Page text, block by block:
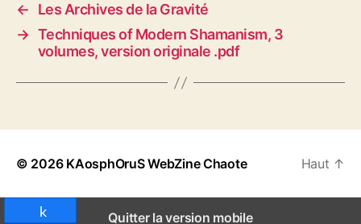
e
t
s
←
Les Archives de la Gravité
→ Techniques of Modern Shamanism, 3
volumes, version originale .pdf
© 2026 KAosphOruS WebZine Chaote Haut ↑
Quitter la version mobile